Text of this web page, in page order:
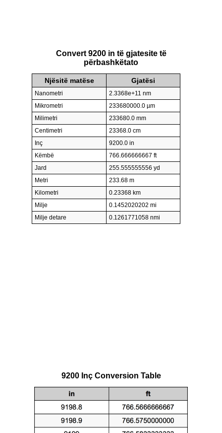
Convert 9200 in të gjatesite të
përbashkëtato
Njësitë matëse Gjatësi
Nanometri
2.3368e+11 nm
Mikrometri
233680000.0 µm
Milimetri
233680.0 mm
Centimetri
23368.0 cm
Inç
9200.0 in
Këmbë
766.666666667 ft
Jard
255.555555556 yd
Metri
233.68 m
Kilometri
0.23368 km
Milje
0.1452020202 mi
Milje detare
0.1261771058 nmi
9200 Inç Conversion Table